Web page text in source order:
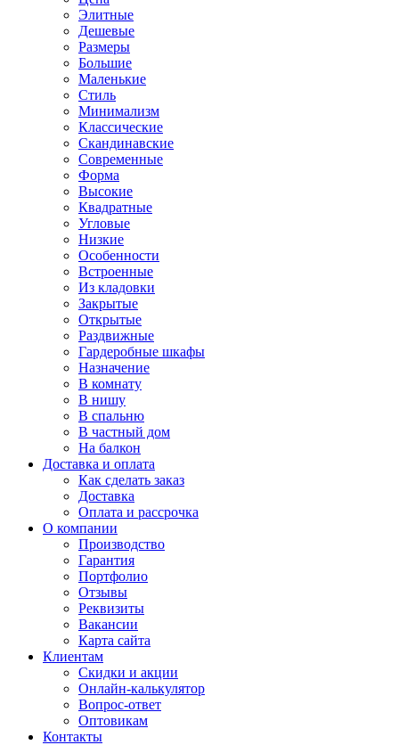
Элитные
Дешевые
Размеры
Большие
Маленькие
Стиль
Минимализм
Классические
Скандинавские
Современные
Форма
Высокие
Квадратные
Угловые
Низкие
Особенности
Встроенные
Из кладовки
Закрытые
Открытые
Раздвижные
Гардеробные шкафы
Назначение
В комнату
В нишу
В спальню
В частный дом
На балкон
Доставка и оплата
Как сделать заказ
Доставка
Оплата и рассрочка
О компании
Производство
Гарантия
Портфолио
Отзывы
Реквизиты
Вакансии
Карта сайта
Клиентам
Скидки и акции
Онлайн-калькулятор
Вопрос-ответ
Оптовикам
Контакты